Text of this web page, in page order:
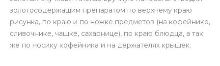
золотосодержащим препаратом по верхнему краю
рисунка, по краю и по ножке предметов (на кофейнике,
сливочнике, чашке, сахарнице), по краю блюдца, а так
же по носику кофейника и на держателях крышек.